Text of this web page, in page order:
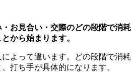
お見合い・交際のどの段階で消耗
から始まります。
によって違います。どの段階で消耗
打ち手が具体的になります。